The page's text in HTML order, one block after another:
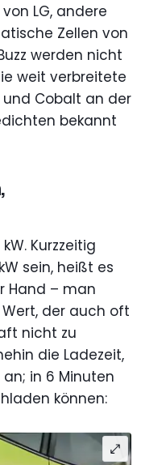
LG, andere
Zellen von
werden nicht
weit verbreitete
und Cobalt an der
bekannt
Kurzzeitig
sein, heißt es
Hand – man
der auch oft
nicht zu
die Ladezeit,
in 6 Minuten
können: